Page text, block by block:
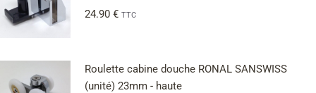
24.90 € TTC
Roulette cabine douche RONAL SANSWISS
(unité) 23mm - haute